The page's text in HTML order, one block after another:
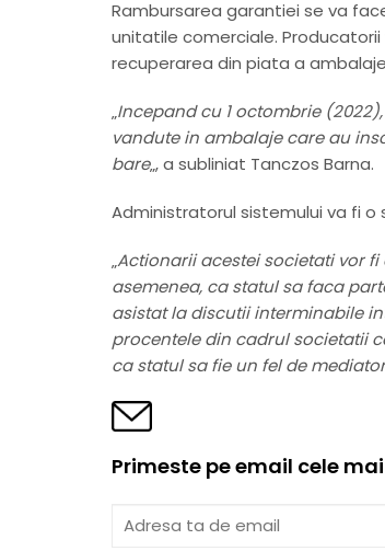
Rambursarea garantiei se va
unitatile comerciale.
recuperarea din piata a
„Incepand cu 1 octombrie
vandute in ambalaje care au
bare„, a subliniat Tanczos Barna.
Administratorul sistemului va fi
„Actionarii acestei societati vor
asemenea, ca statul sa faca
asistat la discutii interminabile
procentele din cadrul societatii
ca statul sa fie un fel de
Primeste pe email cele